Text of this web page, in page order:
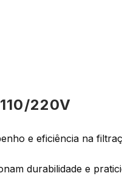
220V
e eficiência na
durabilidade e